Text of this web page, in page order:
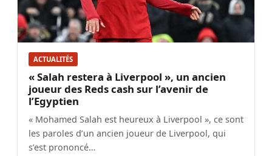
ACTUALITÉS
« Salah restera à Liverpool », un ancien
joueur des Reds cash sur l’avenir de
l’Egyptien
« Mohamed Salah est heureux à Liverpool », ce sont
les paroles d’un ancien joueur de Liverpool, qui
s’est prononcé…